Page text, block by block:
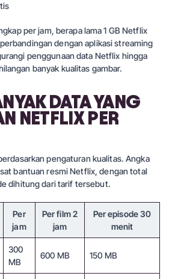
per jam, berapa lama 1 GB Netflix
dengan aplikasi streaming
penggunaan data Netflix hingga
banyak kualitas gambar.
DATA YANG
NETFLIX PER
pengaturan kualitas. Angka
bantuan resmi Netflix, dengan total
dihitung dari tarif tersebut.
Per
jam
Per film 2
jam
Per episode 30
menit
300
MB
600 MB 150 MB